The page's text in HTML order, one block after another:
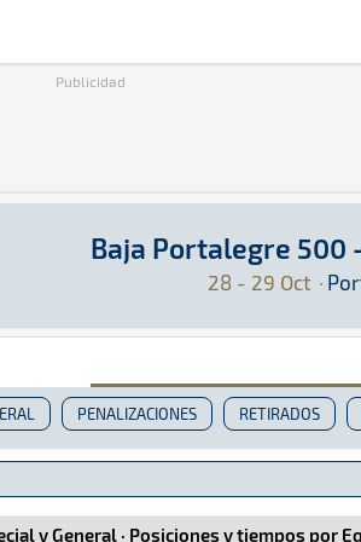
Publicidad
500 - Motos 2022
Baja Portalegre 500
28 - 29 Oct ·
500 - Motos 2022:
PENALIZACIONES RETIRADOS
y General · Posiciones y tiempos por